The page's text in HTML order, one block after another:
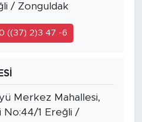
/ Zonguldak
((37) 2)3 47 -6
Merkez Mahallesi,
No:44/1 Ereğli /